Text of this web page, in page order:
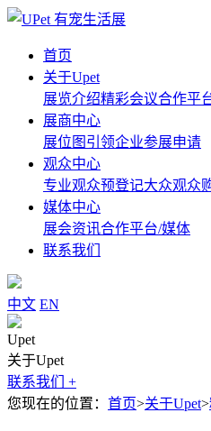
首页
关于Upet
展览介绍精彩会议合作平
展商中心
展位图 引领企业参展申请
观众中心
专业观众预登记大众观众
媒体中心
展会资讯合作平台/媒体
联系我们
中文 EN
Upet
关于Upet
联系我们 +
您现在的位置： 首页>关于Upet>